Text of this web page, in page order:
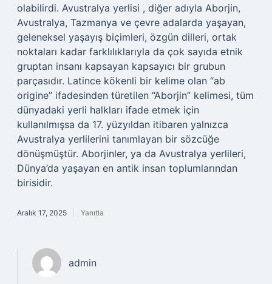
olabilirdi. Avustralya yerlisi , diğer adıyla Aborjin,
Avustralya, Tazmanya ve çevre adalarda yaşayan,
geleneksel yaşayış biçimleri, özgün dilleri, ortak
noktaları kadar farklılıklarıyla da çok sayıda etnik
gruptan insanı kapsayan kapsayıcı bir grubun
parçasıdır. Latince kökenli bir kelime olan “ab
origine” ifadesinden türetilen “Aborjin” kelimesi, tüm
dünyadaki yerli halkları ifade etmek için
kullanılmışsa da 17. yüzyıldan itibaren yalnızca
Avustralya yerlilerini tanımlayan bir sözcüğe
dönüşmüştür. Aborjinler, ya da Avustralya yerlileri,
Dünya’da yaşayan en antik insan toplumlarından
birisidir.
Aralık 17, 2025 Yanıtla
admin